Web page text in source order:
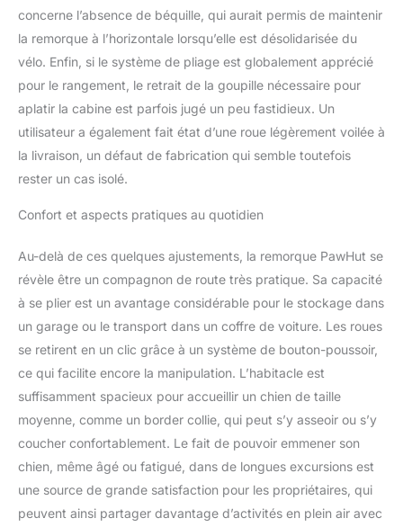
concerne l’absence de béquille, qui aurait permis de maintenir
la remorque à l’horizontale lorsqu’elle est désolidarisée du
vélo. Enfin, si le système de pliage est globalement apprécié
pour le rangement, le retrait de la goupille nécessaire pour
aplatir la cabine est parfois jugé un peu fastidieux. Un
utilisateur a également fait état d’une roue légèrement voilée à
la livraison, un défaut de fabrication qui semble toutefois
rester un cas isolé.
Confort et aspects pratiques au quotidien
Au-delà de ces quelques ajustements, la remorque PawHut se
révèle être un compagnon de route très pratique. Sa capacité
à se plier est un avantage considérable pour le stockage dans
un garage ou le transport dans un coffre de voiture. Les roues
se retirent en un clic grâce à un système de bouton-poussoir,
ce qui facilite encore la manipulation. L’habitacle est
suffisamment spacieux pour accueillir un chien de taille
moyenne, comme un border collie, qui peut s’y asseoir ou s’y
coucher confortablement. Le fait de pouvoir emmener son
chien, même âgé ou fatigué, dans de longues excursions est
une source de grande satisfaction pour les propriétaires, qui
peuvent ainsi partager davantage d’activités en plein air avec